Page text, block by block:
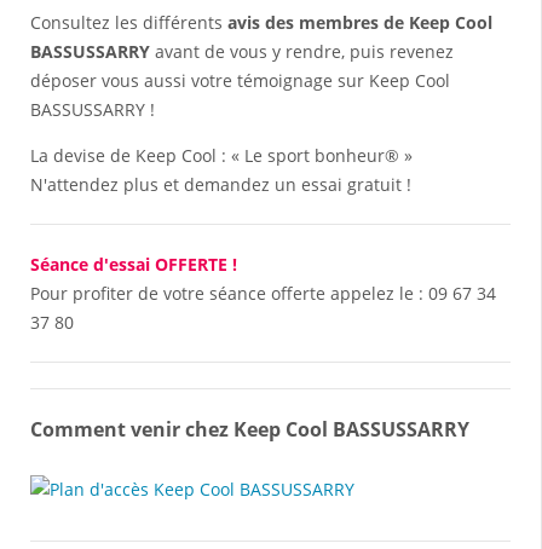
Consultez les différents avis des membres de Keep Cool
BASSUSSARRY avant de vous y rendre, puis revenez
déposer vous aussi votre témoignage sur Keep Cool
BASSUSSARRY !
La devise de Keep Cool : « Le sport bonheur® »
N'attendez plus et demandez un essai gratuit !
Séance d'essai OFFERTE !
Pour profiter de votre séance offerte appelez le : 09 67 34
37 80
Comment venir chez Keep Cool BASSUSSARRY